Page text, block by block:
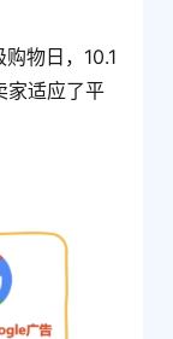
物日，10.1
家适应了平